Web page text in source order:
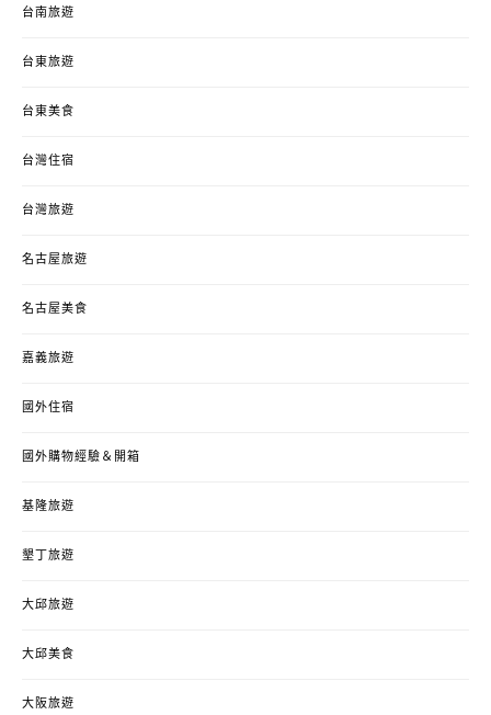
台南旅遊
台東旅遊
台東美食
台灣住宿
台灣旅遊
名古屋旅遊
名古屋美食
嘉義旅遊
國外住宿
國外購物經驗＆開箱
基隆旅遊
墾丁旅遊
大邱旅遊
大邱美食
大阪旅遊